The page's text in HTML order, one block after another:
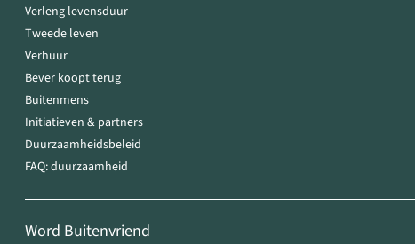
Verleng levensduur
Tweede leven
Verhuur
Bever koopt terug
Buitenmens
Initiatieven & partners
Duurzaamheidsbeleid
FAQ: duurzaamheid
Word Buitenvriend